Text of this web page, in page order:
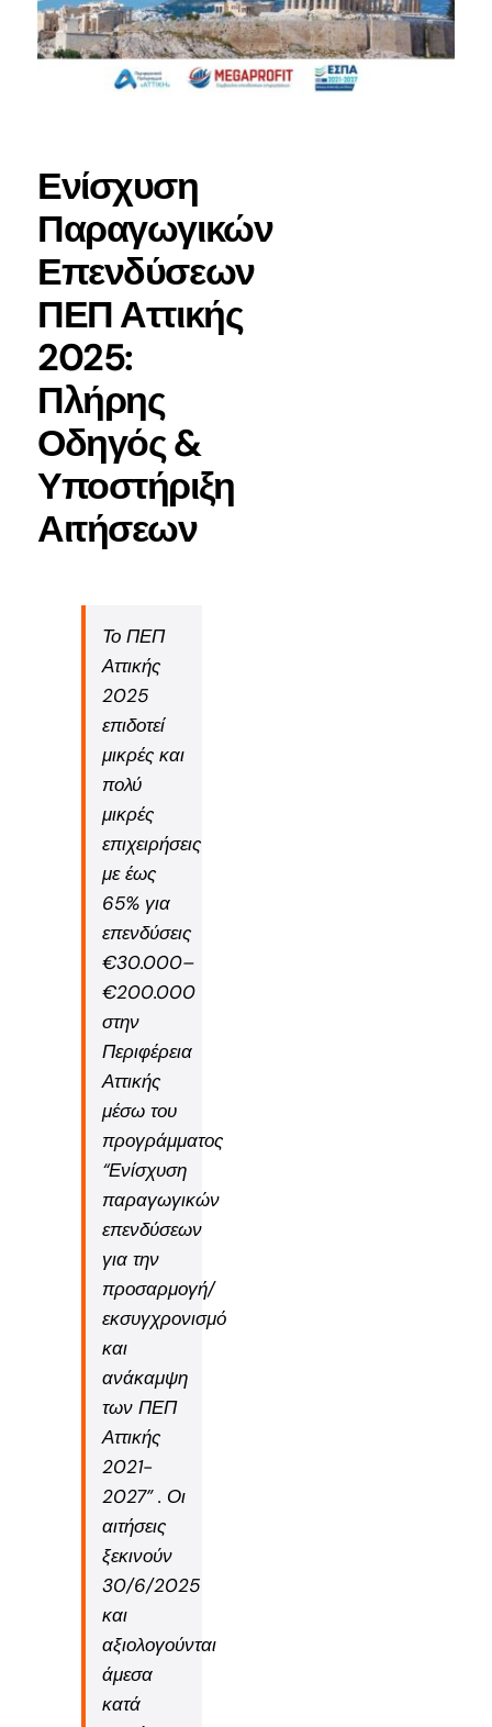
ΕΠΙΚΟΙΝΩΝΙΑ
Ενίσχυση
Παραγωγικών
Επενδύσεων
ΠΕΠ Αττικής
2025:
Πλήρης
Οδηγός &
Υποστήριξη
Αιτήσεων
Το ΠΕΠ
Αττικής
2025
επιδοτεί
μικρές και
πολύ
μικρές
επιχειρήσεις
με έως
65% για
επενδύσεις
€30.000–
€200.000
στην
Περιφέρεια
Αττικής
μέσω του
προγράμματος
“Ενίσχυση
παραγωγικών
επενδύσεων
για την
προσαρμογή/
εκσυγχρονισμό
και
ανάκαμψη
των ΠΕΠ
Αττικής
2021-
2027” . Οι
αιτήσεις
ξεκινούν
30/6/2025
και
αξιολογούνται
άμεσα
κατά